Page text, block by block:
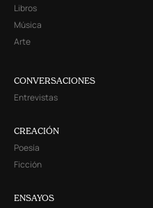
Libros
Música
Arte
CONVERSACIONES
Entrevistas
CREACIÓN
Poesía
Ficción
ENSAYOS